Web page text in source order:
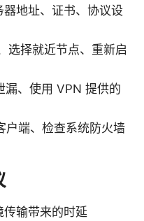
地址、证书、协议设
选择就近节点、重新启
漏、使用 VPN 提供的
端、检查系统防火墙
传输带来的时延